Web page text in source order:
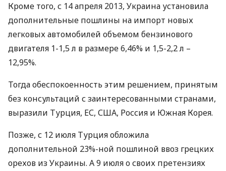
Кроме того, с 14 апреля 2013, Украина установила
дополнительные пошлины на импорт новых
легковых автомобилей объемом бензинового
двигателя 1-1,5 л в размере 6,46% и 1,5-2,2 л –
12,95%.
Тогда обеспокоенность этим решением, принятым
без консультаций с заинтересованными странами,
выразили Турция, ЕС, США, Россия и Южная Корея.
Позже, с 12 июля Турция обложила
дополнительной 23%-ной пошлиной ввоз грецких
орехов из Украины. А 9 июля о своих претензиях